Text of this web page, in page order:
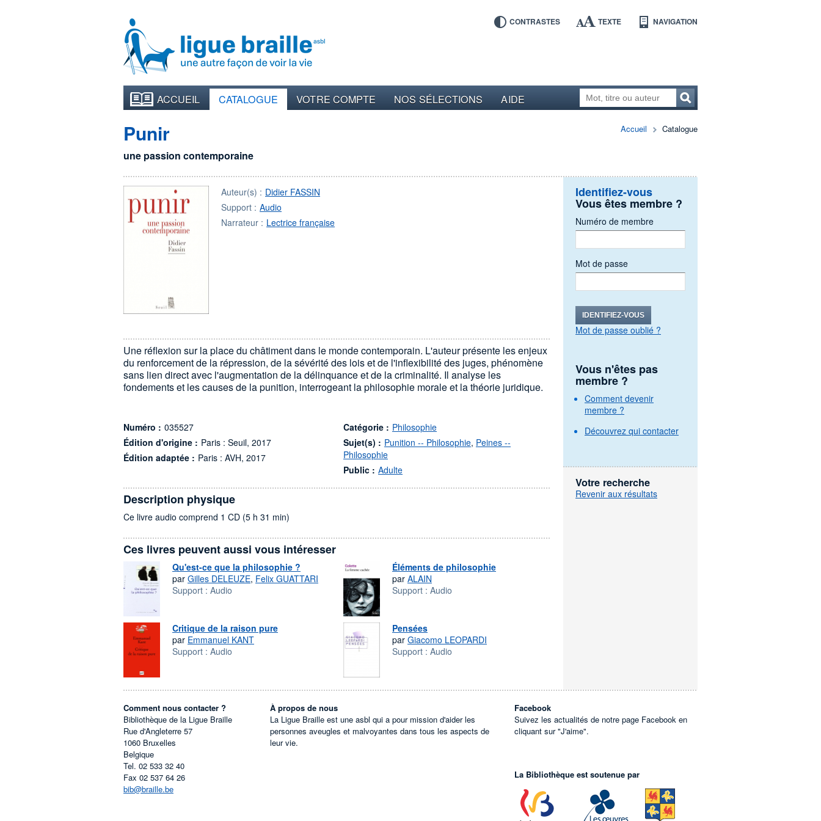
CONTRASTES TEXTE NAVIGATION
ACCUEIL CATALOGUE VOTRE COMPTE NOS SÉLECTIONS AIDE
Accueil Catalogue
Punir
une passion contemporaine
Auteur(s) : Didier FASSIN
Support : Audio
Narrateur : Lectrice française
Une réflexion sur la place du châtiment dans le monde contemporain. L'auteur présente les enjeux
du renforcement de la répression, de la sévérité des lois et de l'inflexibilité des juges, phénomène
sans lien direct avec l'augmentation de la délinquance et de la criminalité. Il analyse les
fondements et les causes de la punition, interrogeant la philosophie morale et la théorie juridique.
Numéro : 035527
Édition d'origine : Paris : Seuil, 2017
Édition adaptée : Paris : AVH, 2017
Catégorie : Philosophie
Sujet(s) : Punition -- Philosophie, Peines --
Philosophie
Public : Adulte
Description physique
Ce livre audio comprend 1 CD (5 h 31 min)
Ces livres peuvent aussi vous intéresser
Qu'est-ce que la philosophie ?
par Gilles DELEUZE, Felix GUATTARI
Support : Audio
Éléments de philosophie
par ALAIN
Support : Audio
Critique de la raison pure
par Emmanuel KANT
Support : Audio
Pensées
par Giacomo LEOPARDI
Support : Audio
Identifiez-vous
Vous êtes membre ?
Numéro de membre
Mot de passe
IDENTIFIEZ-VOUS
Mot de passe oublié ?
Vous n'êtes pas
membre ?
Comment devenir
membre ?
Découvrez qui contacter
Votre recherche
Revenir aux résultats
Comment nous contacter ?
Bibliothèque de la Ligue Braille
Rue d'Angleterre 57
1060 Bruxelles
Belgique
Tel. 02 533 32 40
Fax 02 537 64 26
bib@braille.be
À propos de nous
La Ligue Braille est une asbl qui a pour mission d'aider les
personnes aveugles et malvoyantes dans tous les aspects de
leur vie.
Facebook
Suivez les actualités de notre page Facebook en
cliquant sur "J'aime".
La Bibliothèque est soutenue par